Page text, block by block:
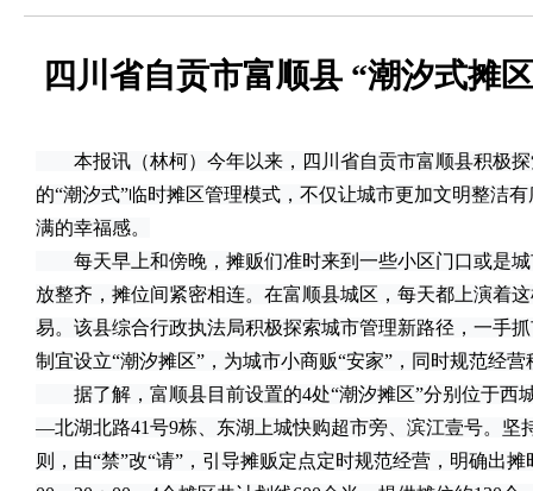
四川省自贡市富顺县 “潮汐式摊
本报讯（林柯）今年以来，四川省自贡市富顺县积极探
的“潮汐式”临时摊区管理模式，不仅让城市更加文明整洁
满的幸福感。
每天早上和傍晚，摊贩们准时来到一些小区门口或是城
放整齐，摊位间紧密相连。在富顺县城区，每天都上演着
易。该县综合行政执法局积极探索城市管理新路径，一手
制宜设立“潮汐摊区”，为城市小商贩“安家”，同时规范经
据了解，富顺县目前设置的4处“潮汐摊区”分别位于西
—北湖北路41号9栋、东湖上城快购超市旁、滨江壹号。坚
则，由“禁”改“请”，引导摊贩定点定时规范经营，明确出